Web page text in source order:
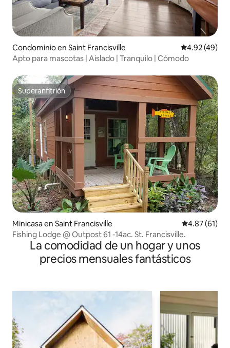
Condominio en Saint Francisville Calificación
4.92 (49)
Apto para mascotas | Aislado | Tranquilo | Cómodo
Superanfitrión
Superanfitrión
Minicasa en Saint Francisville Calificación
4.87 (61)
Fishing Lodge @ Outpost 61 -14ac. St. Francisville.
La comodidad de un hogar y unos
precios mensuales fantásticos